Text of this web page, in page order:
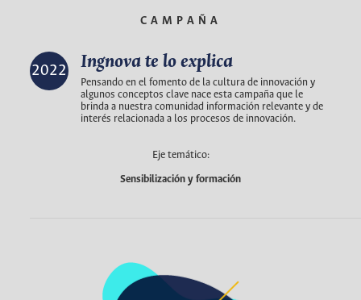
CAMPAÑA
2022 Ingnova te lo explica
Pensando en el fomento de la cultura de innovación y
algunos conceptos clave nace esta campaña que le
brinda a nuestra comunidad información relevante y de
interés relacionada a los procesos de innovación.
Eje temático:
Sensibilización y formación